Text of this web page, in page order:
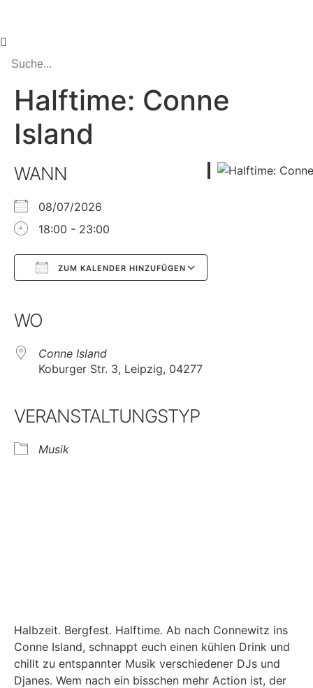
Halftime: Conne
Island
WANN
08/07/2026
18:00 - 23:00
ZUM KALENDER HINZUFÜGEN
WO
Conne Island
Koburger Str. 3, Leipzig, 04277
VERANSTALTUNGSTYP
Musik
Halbzeit. Bergfest. Halftime. Ab nach Connewitz ins
Conne Island, schnappt euch einen kühlen Drink und
chillt zu entspannter Musik verschiedener DJs und
Djanes. Wem nach ein bisschen mehr Action ist, der